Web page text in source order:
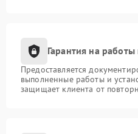
Гарантия на работы
Предоставляется
выполненные работы и
защищает клиента от